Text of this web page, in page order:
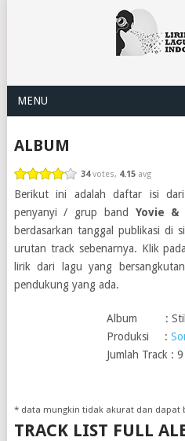
MENU
ALBUM
34votes, 4.15avg
Berikut ini adalah daftar isi
penyanyi / grup band Yovie &
berdasarkan tanggal publikasi di
urutan track sebenarnya. Klik
lirik dari lagu yang
pendukung yang ada.
Album : Still
Produksi :
Jumlah Track : 9
* data mungkin tidak akurat dan dapat
TRACK LIST FULL